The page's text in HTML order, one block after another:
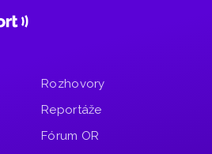
Rozhovory
Reportáže
Fórum OR